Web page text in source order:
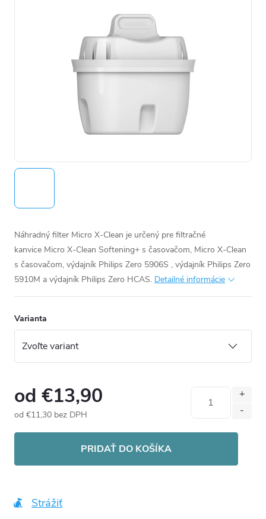
Náhradný filter Micro X-Clean je určený pre filtračné
kanvice Micro X-Clean Softening+ s časovačom, Micro X-Clean
s časovačom, výdajník Philips Zero 5906S , výdajník Philips Zero
5910M a výdajník Philips Zero HCAS. Detailné informácie
Varianta
od €13,90
od €11,30 bez DPH
PRIDAŤ DO KOŠÍKA
Strážiť